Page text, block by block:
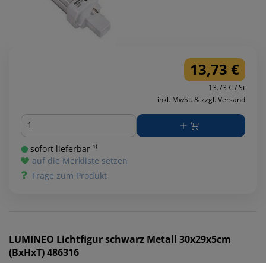
13,73 €
13.73 € / St
inkl. MwSt. & zzgl. Versand
Menge
sofort lieferbar ¹⁾
auf die Merkliste setzen
Frage zum Produkt
LUMINEO Lichtfigur schwarz Metall 30x29x5cm
(BxHxT) 486316